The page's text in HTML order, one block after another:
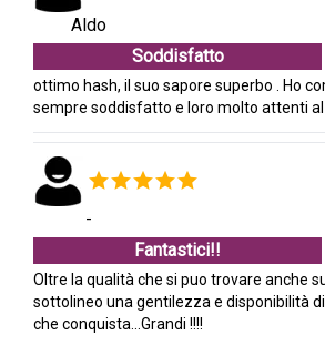
Aldo
Soddisfatto
ottimo hash, il suo sapore superbo . Ho
sempre soddisfatto e loro molto attenti
-
Fantastici!!
Oltre la qualità che si puo trovare anche
sottolineo una gentilezza e disponibilità
che conquista...Grandi !!!!